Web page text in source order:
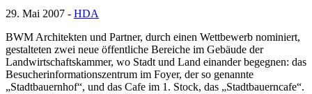
29. Mai 2007 - HDA
BWM Architekten und Partner, durch einen Wettbewerb nominiert,
gestalteten zwei neue öffentliche Bereiche im Gebäude der
Landwirtschaftskammer, wo Stadt und Land einander begegnen: das
Besucherinformationszentrum im Foyer, der so genannte
„Stadtbauernhof“, und das Cafe im 1. Stock, das „Stadtbauerncafe“.